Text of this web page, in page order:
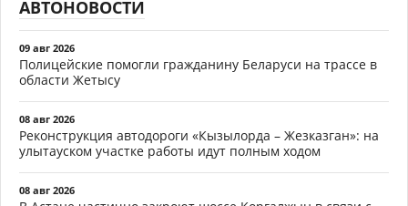
АВТОНОВОСТИ
09 авг 2026
Полицейские помогли гражданину Беларуси на трассе в
области Жетысу
08 авг 2026
Реконструкция автодороги «Кызылорда – Жезказган»: на
улытауском участке работы идут полным ходом
08 авг 2026